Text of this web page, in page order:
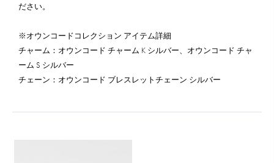
ださい。
※オウンコードコレクション アイテム詳細
チャーム：オウンコード チャーム K シルバー、オウンコード チャ
ーム S シルバー
チェーン：オウンコード ブレスレットチェーン シルバー